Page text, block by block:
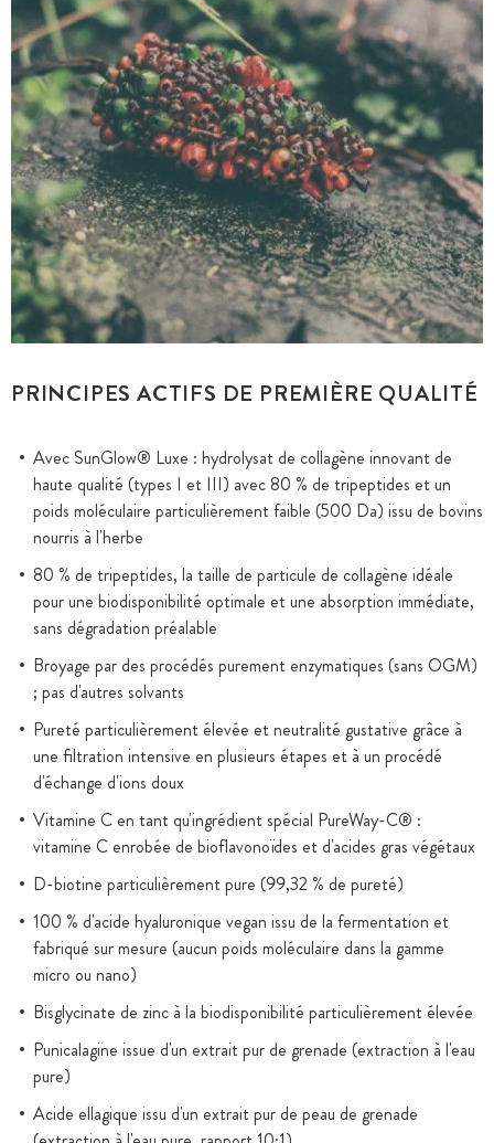
PRINCIPES ACTIFS DE PREMIÈRE QUALITÉ
Avec SunGlow® Luxe : hydrolysat de collagène innovant de
haute qualité (types I et III) avec 80 % de tripeptides et un
poids moléculaire particulièrement faible (500 Da) issu de bovins
nourris à l'herbe
80 % de tripeptides, la taille de particule de collagène idéale
pour une biodisponibilité optimale et une absorption immédiate,
sans dégradation préalable
Broyage par des procédés purement enzymatiques (sans OGM)
; pas d'autres solvants
Pureté particulièrement élevée et neutralité gustative grâce à
une filtration intensive en plusieurs étapes et à un procédé
d'échange d'ions doux
Vitamine C en tant qu'ingrédient spécial PureWay-C® :
vitamine C enrobée de bioflavonoïdes et d'acides gras végétaux
D-biotine particulièrement pure (99,32 % de pureté)
100 % d'acide hyaluronique vegan issu de la fermentation et
fabriqué sur mesure (aucun poids moléculaire dans la gamme
micro ou nano)
Bisglycinate de zinc à la biodisponibilité particulièrement élevée
Punicalagine issue d'un extrait pur de grenade (extraction à l'eau
pure)
Acide ellagique issu d'un extrait pur de peau de grenade